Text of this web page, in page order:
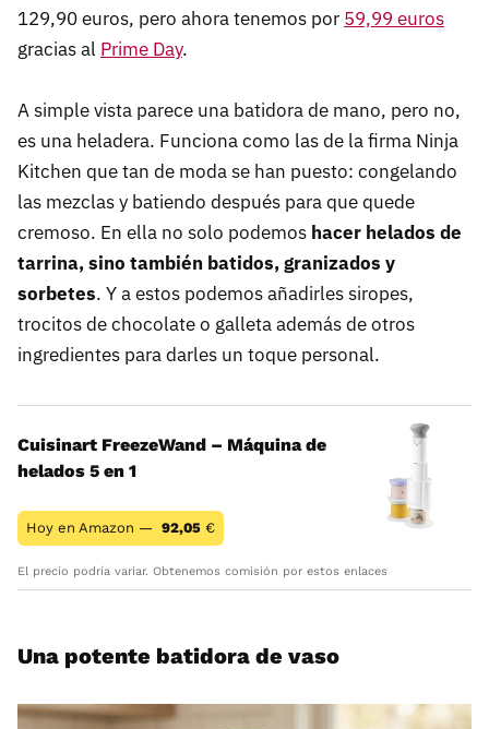
129,90 euros, pero ahora tenemos por 59,99 euros
gracias al Prime Day.
A simple vista parece una batidora de mano, pero no,
es una heladera. Funciona como las de la firma Ninja
Kitchen que tan de moda se han puesto: congelando
las mezclas y batiendo después para que quede
cremoso. En ella no solo podemos hacer helados de
tarrina, sino también batidos, granizados y
sorbetes. Y a estos podemos añadirles siropes,
trocitos de chocolate o galleta además de otros
ingredientes para darles un toque personal.
Cuisinart FreezeWand – Máquina de
helados 5 en 1
Hoy en Amazon — 92,05 €
El precio podría variar. Obtenemos comisión por estos enlaces
Una potente batidora de vaso